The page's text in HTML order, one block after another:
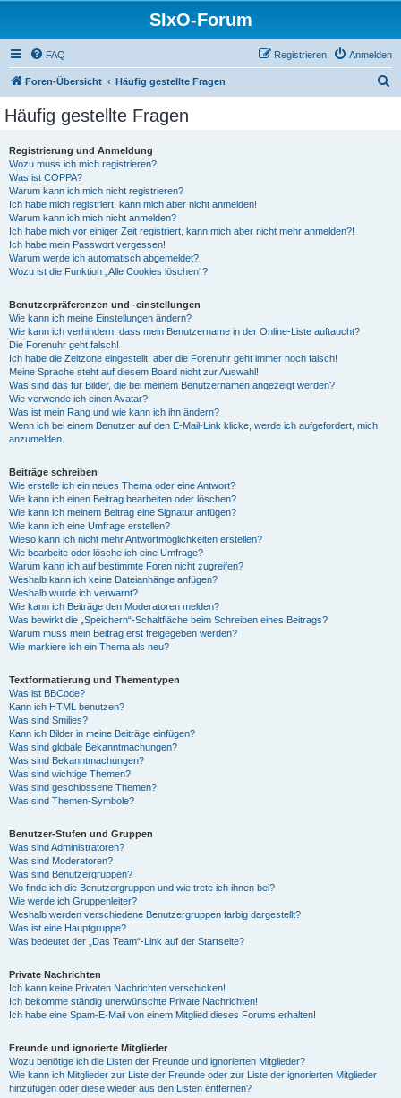
SIxO-Forum
FAQ Anmelden
Registrieren
Foren-Übersicht Häufig gestellte Fragen
Häufig gestellte Fragen
Registrierung und Anmeldung
Wozu muss ich mich registrieren?
Was ist COPPA?
Warum kann ich mich nicht registrieren?
Ich habe mich registriert, kann mich aber nicht anmelden!
Warum kann ich mich nicht anmelden?
Ich habe mich vor einiger Zeit registriert, kann mich aber nicht mehr anmelden?!
Ich habe mein Passwort vergessen!
Warum werde ich automatisch abgemeldet?
Wozu ist die Funktion „Alle Cookies löschen“?
Benutzerpräferenzen und -einstellungen
Wie kann ich meine Einstellungen ändern?
Wie kann ich verhindern, dass mein Benutzername in der Online-Liste auftaucht?
Die Forenuhr geht falsch!
Ich habe die Zeitzone eingestellt, aber die Forenuhr geht immer noch falsch!
Meine Sprache steht auf diesem Board nicht zur Auswahl!
Was sind das für Bilder, die bei meinem Benutzernamen angezeigt werden?
Wie verwende ich einen Avatar?
Was ist mein Rang und wie kann ich ihn ändern?
Wenn ich bei einem Benutzer auf den E-Mail-Link klicke, werde ich aufgefordert, mich
anzumelden.
Beiträge schreiben
Wie erstelle ich ein neues Thema oder eine Antwort?
Wie kann ich einen Beitrag bearbeiten oder löschen?
Wie kann ich meinem Beitrag eine Signatur anfügen?
Wie kann ich eine Umfrage erstellen?
Wieso kann ich nicht mehr Antwortmöglichkeiten erstellen?
Wie bearbeite oder lösche ich eine Umfrage?
Warum kann ich auf bestimmte Foren nicht zugreifen?
Weshalb kann ich keine Dateianhänge anfügen?
Weshalb wurde ich verwarnt?
Wie kann ich Beiträge den Moderatoren melden?
Was bewirkt die „Speichern“-Schaltfläche beim Schreiben eines Beitrags?
Warum muss mein Beitrag erst freigegeben werden?
Wie markiere ich ein Thema als neu?
Textformatierung und Thementypen
Was ist BBCode?
Kann ich HTML benutzen?
Was sind Smilies?
Kann ich Bilder in meine Beiträge einfügen?
Was sind globale Bekanntmachungen?
Was sind Bekanntmachungen?
Was sind wichtige Themen?
Was sind geschlossene Themen?
Was sind Themen-Symbole?
Benutzer-Stufen und Gruppen
Was sind Administratoren?
Was sind Moderatoren?
Was sind Benutzergruppen?
Wo finde ich die Benutzergruppen und wie trete ich ihnen bei?
Wie werde ich Gruppenleiter?
Weshalb werden verschiedene Benutzergruppen farbig dargestellt?
Was ist eine Hauptgruppe?
Was bedeutet der „Das Team“-Link auf der Startseite?
Private Nachrichten
Ich kann keine Privaten Nachrichten verschicken!
Ich bekomme ständig unerwünschte Private Nachrichten!
Ich habe eine Spam-E-Mail von einem Mitglied dieses Forums erhalten!
Freunde und ignorierte Mitglieder
Wozu benötige ich die Listen der Freunde und ignorierten Mitglieder?
Wie kann ich Mitglieder zur Liste der Freunde oder zur Liste der ignorierten Mitglieder
hinzufügen oder diese wieder aus den Listen entfernen?